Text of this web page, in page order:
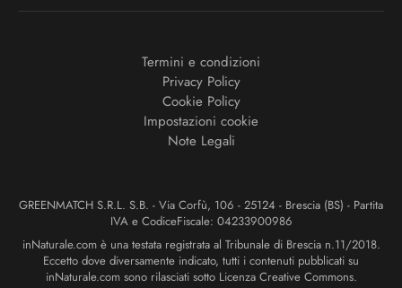
Termini e condizioni
Privacy Policy
Cookie Policy
Impostazioni cookie
Note Legali
GREENMATCH S.R.L. S.B. - Via Corfù, 106 - 25124 - Brescia (BS) - Partita
IVA e CodiceFiscale: 04233900986
inNaturale.com è una testata registrata al Tribunale di Brescia n.11/2018.
Eccetto dove diversamente indicato, tutti i contenuti pubblicati su
inNaturale.com sono rilasciati sotto Licenza Creative Commons.